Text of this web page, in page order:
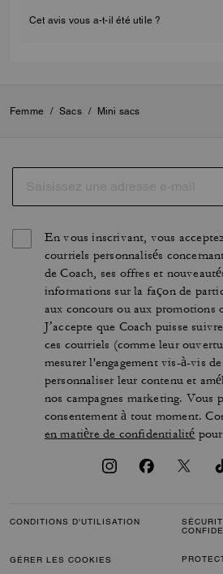
Cet avis vous a-t-il été utile ?
Femme / Sacs / Mini sacs
En vous inscrivant, vous
courriels personnalisés
de Coach, ses offres et
informations sur la façon de
aux concours ou aux promotions
J’accepte que Coach puisse
ces courriels (comme leur
mesurer l'engagement vis-à-vis
personnaliser leur contenu et
nos campagnes marketing. Vous
consentement à tout moment.
en matière de confidentialité
CONDITIONS D'UTILISATION
GÉRER LES COOKIES